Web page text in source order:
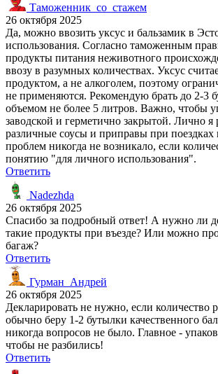
Таможенник_со_стажем
26 октября 2025
Да, можно ввозить уксус и бальзамик в
использования. Согласно таможенным
продукты питания неживотного
ввозу в разумных количествах. Уксус
продуктом, а не алкоголем, поэтому
не применяются. Рекомендую брать до 2-3
объемом не более 5 литров. Важно, чтобы
заводской и герметично закрытой. Лично я
различные соусы и приправы при
проблем никогда не возникало, если
понятию "для личного использования".
Ответить
Nadezhda
26 октября 2025
Спасибо за подробный ответ! А нужно ли
такие продукты при въезде? Или можно
багаж?
Ответить
Гурман_Андрей
26 октября 2025
Декларировать не нужно, если количество
обычно беру 1-2 бутылки качественного
никогда вопросов не было. Главное -
чтобы не разбились!
Ответить